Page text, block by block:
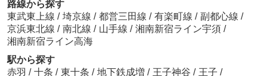
路線から探す
東武東上線 / 埼京線 / 都営三田線 / 有楽町線 / 副都心線 /
京浜東北線 / 南北線 / 山手線 / 湘南新宿ライン宇須 /
湘南新宿ライン高海
駅から探す
赤羽 / 十条 / 東十条 / 地下鉄成増 / 王子神谷 / 王子 /